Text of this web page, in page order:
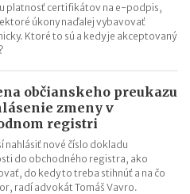
platnosť certifikátov na e-podpis,
úkony naďalej vybavovať
Ktoré to sú a kedy je akceptovaný
občianskeho preukazu
zmeny v
registri
nahlásiť nové číslo dokladu
do obchodného registra, ako
do kedy to treba stihnúť a na čo
radí advokát Tomáš Vavro.